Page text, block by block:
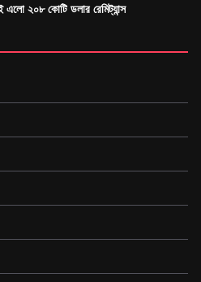
২০৮ কোটি ডলার রেমিট্যান্স